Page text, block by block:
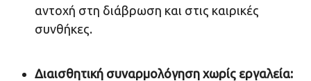
αντοχή στη διάβρωση και στις καιρικές
συνθήκες.
Διαισθητική συναρμολόγηση χωρίς εργαλεία: